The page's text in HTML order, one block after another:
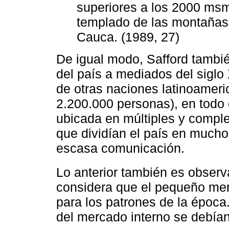
superiores a los 2000
templado de las
Cauca. (1989, 27)
De igual modo, Safford
del país a mediados del
de otras naciones
2.200.000 personas), en
ubicada en múltiples y
que dividían el país en
escasa comunicación.
Lo anterior también es
considera que el pequeño
para los patrones de la
del mercado interno se